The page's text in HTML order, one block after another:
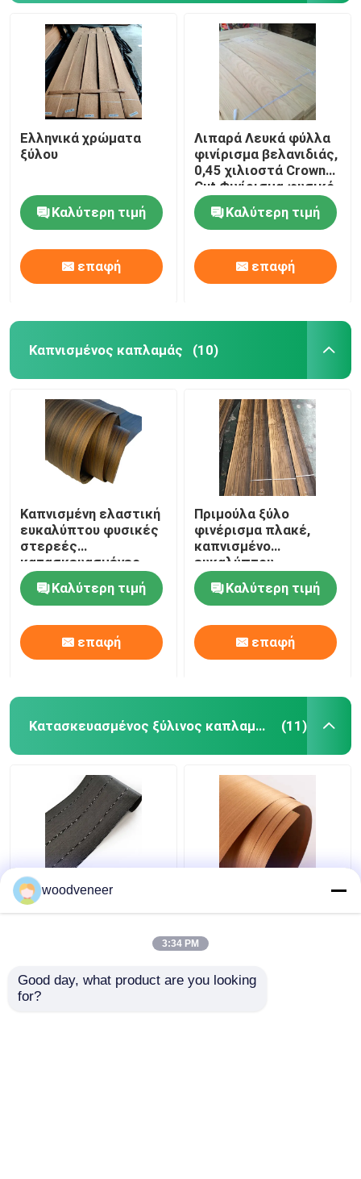
Ελληνικά χρώματα
ξύλου
Καλύτερη τιμή
επαφή
Λιπαρά Λευκά φύλλα
φινίρισμα βελανιδιάς,
0,45 χιλιοστά Crown
Cut Φινίρισμα φυσικό
για διακόσμηση
Καλύτερη τιμή
επαφή
Καπνισμένος καπλαμάς (10)
Καπνισμένη ελαστική
ευκαλύπτου φυσικές
στερεές
κατασκευασμένες
ξύλινες επικάλυψεις
Καλύτερη τιμή
επαφή
Πριμούλα ξύλο
φινέρισμα πλακέ,
καπνισμένο
ευκαλύπτου
φινέρισμα 0,5 mm για
το δάπεδο
Καλύτερη τιμή
επαφή
Κατασκευασμένος ξύλινος καπλαμάς (11)
Αδιάβροχη
κατασκευασμένη
υπεριώδη κάλυψη για
Διακοσμητικό φινέρι
ανασυσταθέν φύλλο
φινέρι ξύλου
woodveneer
3:34 PM
Good day, what product are you looking
for?